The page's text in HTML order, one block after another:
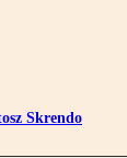
Skrendo